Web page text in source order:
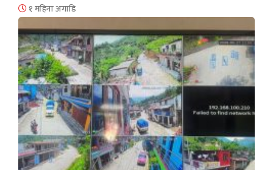
१ महिना अगाडि